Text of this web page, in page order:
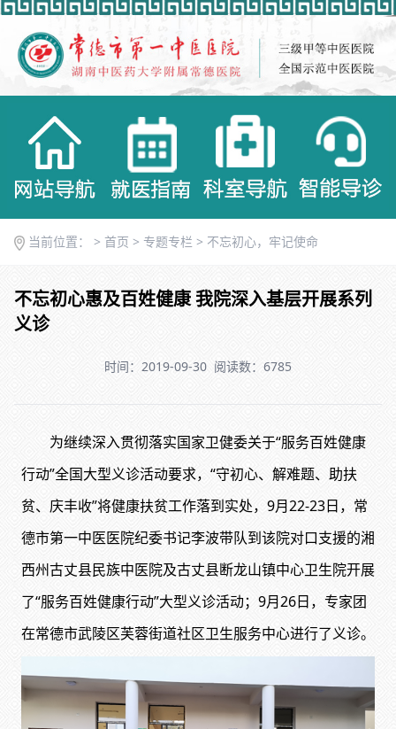
当前位置： > 首页 > 专题专栏 > 不忘初心，牢记使命
不忘初心惠及百姓健康 我院深入基层开展系列
义诊
时间：2019-09-30 阅读数：6785
为继续深入贯彻落实国家卫健委关于“服务百姓健康
行动”全国大型义诊活动要求，“守初心、解难题、助扶
贫、庆丰收”将健康扶贫工作落到实处，9月22-23日，常
德市第一中医医院纪委书记李波带队到该院对口支援的湘
西州古丈县民族中医院及古丈县断龙山镇中心卫生院开展
了“服务百姓健康行动”大型义诊活动；9月26日，专家团
在常德市武陵区芙蓉街道社区卫生服务中心进行了义诊。